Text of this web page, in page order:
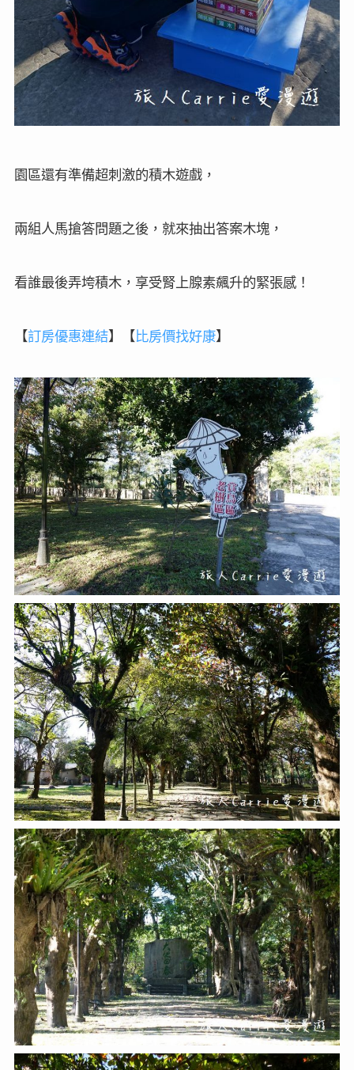
園區還有準備超刺激的積木遊戲，
兩組人馬搶答問題之後，就來抽出答案木塊，
看誰最後弄垮積木，享受腎上腺素飆升的緊張感！
【訂房優惠連結】 【比房價找好康】